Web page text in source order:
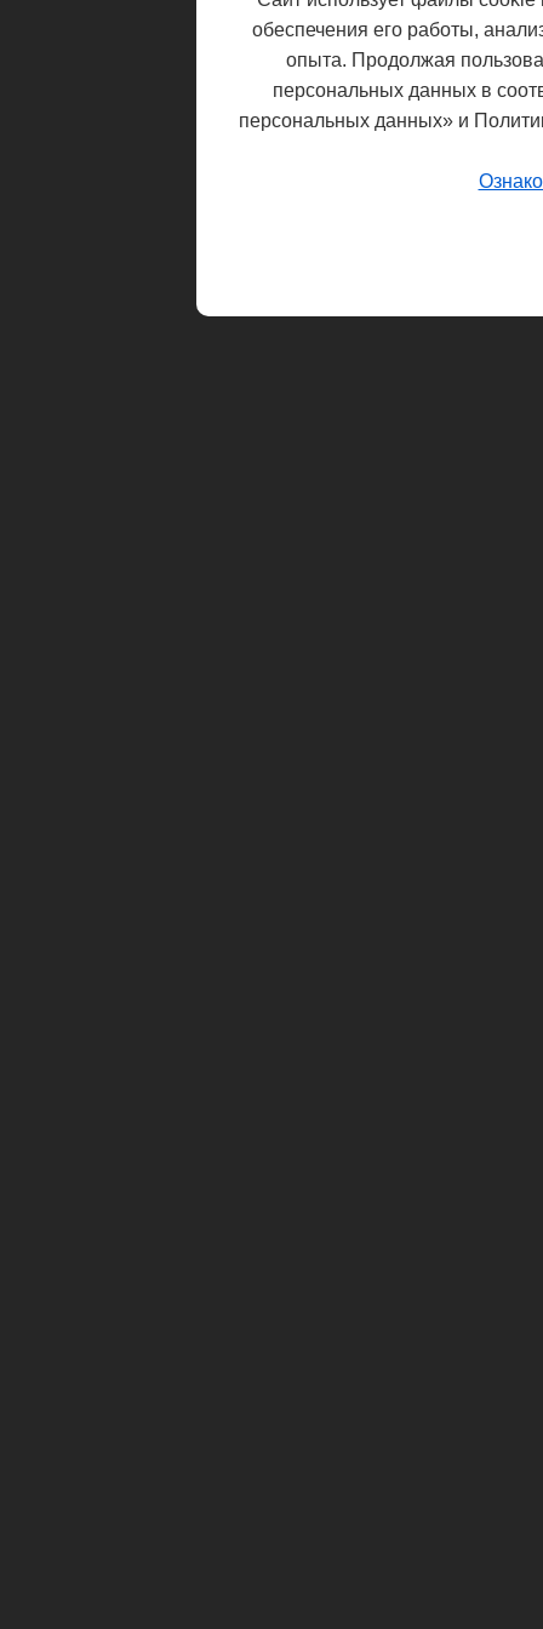
обеспечения его работы,
опыта. Продолжая
персональных данных в
персональных данных» и